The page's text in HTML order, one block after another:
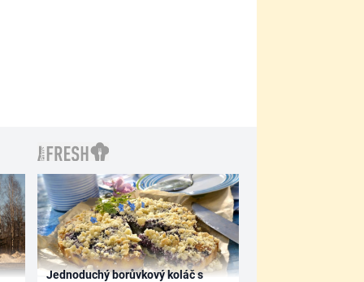
Jednoduchý borůvkový koláč s